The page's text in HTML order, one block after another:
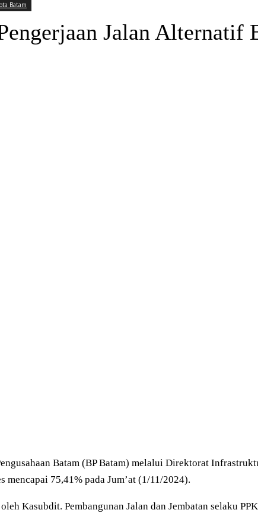
Batam
Jalan Alternatif
Batam (BP Batam) melalui Direktorat
mencapai 75,41% pada Jum’at (1/11/2024).
Kasubdit. Pembangunan Jalan dan Jembatan selaku